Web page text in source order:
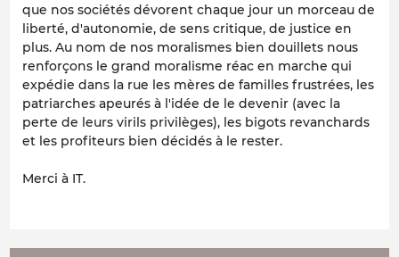
que nos sociétés dévorent chaque jour un morceau de
liberté, d'autonomie, de sens critique, de justice en
plus. Au nom de nos moralismes bien douillets nous
renforçons le grand moralisme réac en marche qui
expédie dans la rue les mères de familles frustrées, les
patriarches apeurés à l'idée de le devenir (avec la
perte de leurs virils privilèges), les bigots revanchards
et les profiteurs bien décidés à le rester.
Merci à IT.